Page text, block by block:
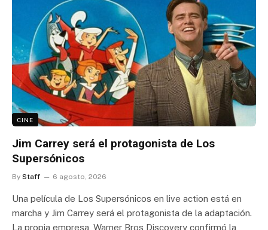
CINE
Jim Carrey será el protagonista de Los
Supersónicos
By Staff 6 agosto, 2026
Una película de Los Supersónicos en live action está en
marcha y Jim Carrey será el protagonista de la adaptación.
La propia empresa, Warner Bros Discovery confirmó la